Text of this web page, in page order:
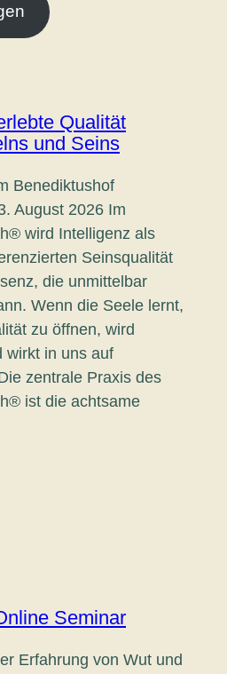
Qualität
und Seins
Benediktushof
August 2026 Im
wird Intelligenz als
Seinsqualität
die unmittelbar
Wenn die Seele lernt,
zu öffnen, wird
wirkt in uns auf
zentrale Praxis des
ist die achtsame
Seminar
Erfahrung von Wut und